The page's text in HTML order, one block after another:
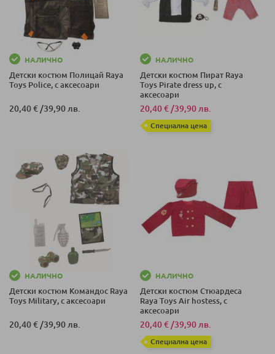
НАЛИЧНО
Детски костюм Полицай Raya
Toys Police, с аксесоари
20,40 € /39,90 лв.
НАЛИЧНО
Детски костюм Пират Raya
Toys Pirate dress up, с
аксесоари
20,40 € /39,90 лв.
Специална цена
НАЛИЧНО
Детски костюм Командос Raya
Toys Military, с аксесоари
20,40 €/39,90 лв.
НАЛИЧНО
Детски костюм Стюардеса
Raya Toys Air hostess, с
аксесоари
20,40 €/39,90 лв.
Специална цена